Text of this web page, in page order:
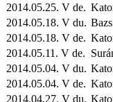
2014.05.25. V de.
2014.05.18. V du.
2014.05.18. V de.
2014.05.11. V de.
2014.05.04. V du.
2014.05.04. V de.
2014.04.27. V du.